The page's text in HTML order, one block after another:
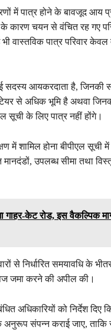
में पात्र होने के बावजूद आय
चयन से वंचित रह गए
वास्तविक पात्र परिवार
सदस्य आयकरदाता है, जिनकी
से अधिक भूमि है अथवा
सूची के लिए पात्र नहीं होंगे।
शामिल होना बीपीएल सूची में
मानदंडों, उपलब्ध सीमा तथा
गाहर-केट रोड, इस वैकल्पिक
से निर्धारित समयावधि के
जमा करने की अपील की।
अधिकारियों को निर्देश दिए
के अनुरूप संपन्न कराई जाए,